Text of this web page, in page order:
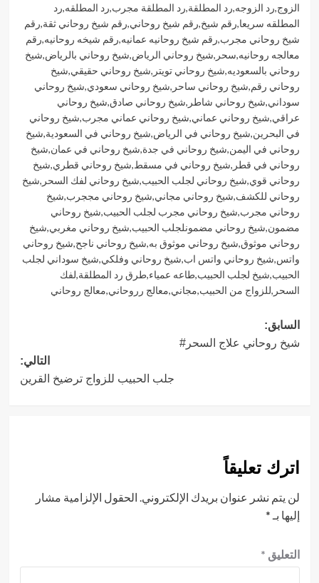
الزوج,رد الزوجه,رد المطلقة,رد المطلقة مجرب,رد المطلقه,رد
المطلقه سريعا,رقم شيخ,رقم شيخ روحاني,رقم شيخ روحاني ثقة,رقم
شيخ روحاني مجرب,رقم شيخ روحانيه عمانيه,رقم شيخه روحانيه,رقم
معالجه روحانيه,سحر ,شيخ روحاني الرياض,شيخ روحاني بالرياض,شيخ
روحاني بالسعوديه,شيخ روحاني تويتر ,شيخ روحاني حقيقي,شيخ
روحاني رقم,شيخ روحاني ساحر ,شيخ روحاني سعودي,شيخ روحاني
سوداني,شيخ روحاني شاطر ,شيخ روحاني صادق,شيخ روحاني
عراقي,شيخ روحاني عماني,شيخ روحاني عماني مجرب,شيخ روحاني
في البحرين,شيخ روحاني في الرياض,شيخ روحاني في السعودية,شيخ
روحاني في اليمن,شيخ روحاني في جدة,شيخ روحاني في عمان,شيخ
روحاني في قطر ,شيخ روحاني في مسقط,شيخ روحاني قطري,شيخ
روحاني قوي,شيخ روحاني لجلب الحبيب,شيخ روحاني لفك السحر ,شيخ
روحاني للكشف,شيخ روحاني مجاني,شيخ روحاني مججرب,شيخ
روحاني مجرب,شيخ روحاني مجرب لجلب الحبيب,شيخ روحاني
مضمون,شيخ روحاني مضمونلجلب الحبيب,شيخ روحاني مغربي,شيخ
روحاني موثوق,شيخ روحاني موثوق به,شيخ روحاني ناجح,شيخ روحاني
واتس,شيخ روحاني واتس اب,شيخ روحاني وفلكي,شيخ سوداني لجلب
الحبيب,شيخ لجلب الحبيب,طاعه عمياء,طرق رد المطلقة,لفك
السحر ,للزواج من الحبيب,مجاني,معالج رروحاني,معالج روحاني
تصفّح
المقالات
السابق:
شيخ روحاني علاج السحر#
التالي:
جلب الحبيب للزواج ترضيخ القرين
اترك تعليقاً
لن يتم نشر عنوان بريدك الإلكتروني. الحقول الإلزامية مشار
إليها بـ *
التعليق *